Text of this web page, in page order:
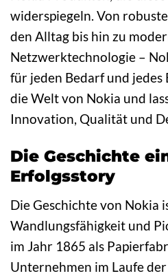
widerspiegeln. Von
den Alltag bis hin zu
Netzwerktechnologie –
für jeden Bedarf und jedes
die Welt von Nokia und
Innovation, Qualität und
Die Geschichte
Erfolgsstory
Die Geschichte von Nokia
Wandlungsfähigkeit und
im Jahr 1865 als
Unternehmen im Laufe